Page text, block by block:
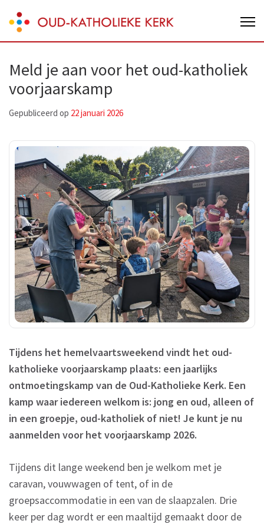
to
content
Enter)
Oud-Katholieke Kerk van Nederland
Meld je aan voor het oud-katholiek
voorjaarskamp
Gepubliceerd op 22 januari 2026
Tijdens het hemelvaartsweekend vindt het oud-
katholieke voorjaarskamp plaats: een jaarlijks
ontmoetingskamp van de Oud-Katholieke Kerk. Een
kamp waar iedereen welkom is: jong en oud, alleen of
in een groepje, oud-katholiek of niet! Je kunt je nu
aanmelden voor het voorjaarskamp 2026.
Tijdens dit lange weekend ben je welkom met je
caravan, vouwwagen of tent, of in de
groepsaccommodatie in een van de slaapzalen. Drie
keer per dag wordt er een maaltijd gemaakt door de